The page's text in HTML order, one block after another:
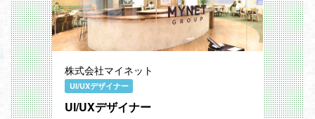
株式会社マイネット
UI/UXデザイナー
UI/UXデザイナー